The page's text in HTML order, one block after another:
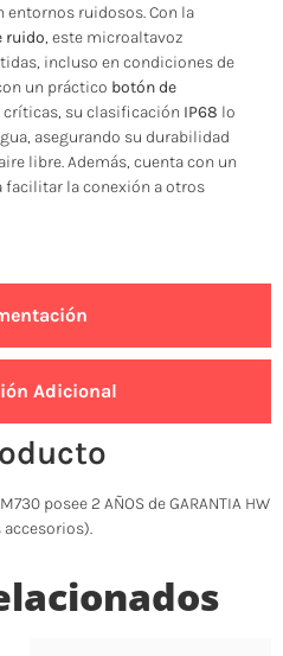
Adicional
entornos ruidosos. Con la
ruido, este microaltavoz
incluso en condiciones de
un práctico botón de
críticas, su clasificación IP68 lo
asegurando su durabilidad
libre. Además, cuenta con un
facilitar la conexión a otros
posee 2 AÑOS de GARANTIA HW